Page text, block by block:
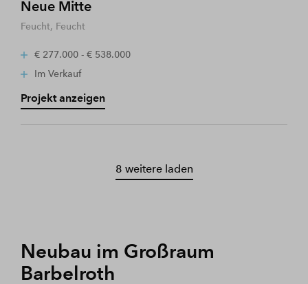
Neue Mitte
Feucht, Feucht
€ 277.000 - € 538.000
Im Verkauf
Projekt anzeigen
8 weitere laden
Neubau im Großraum
Barbelroth